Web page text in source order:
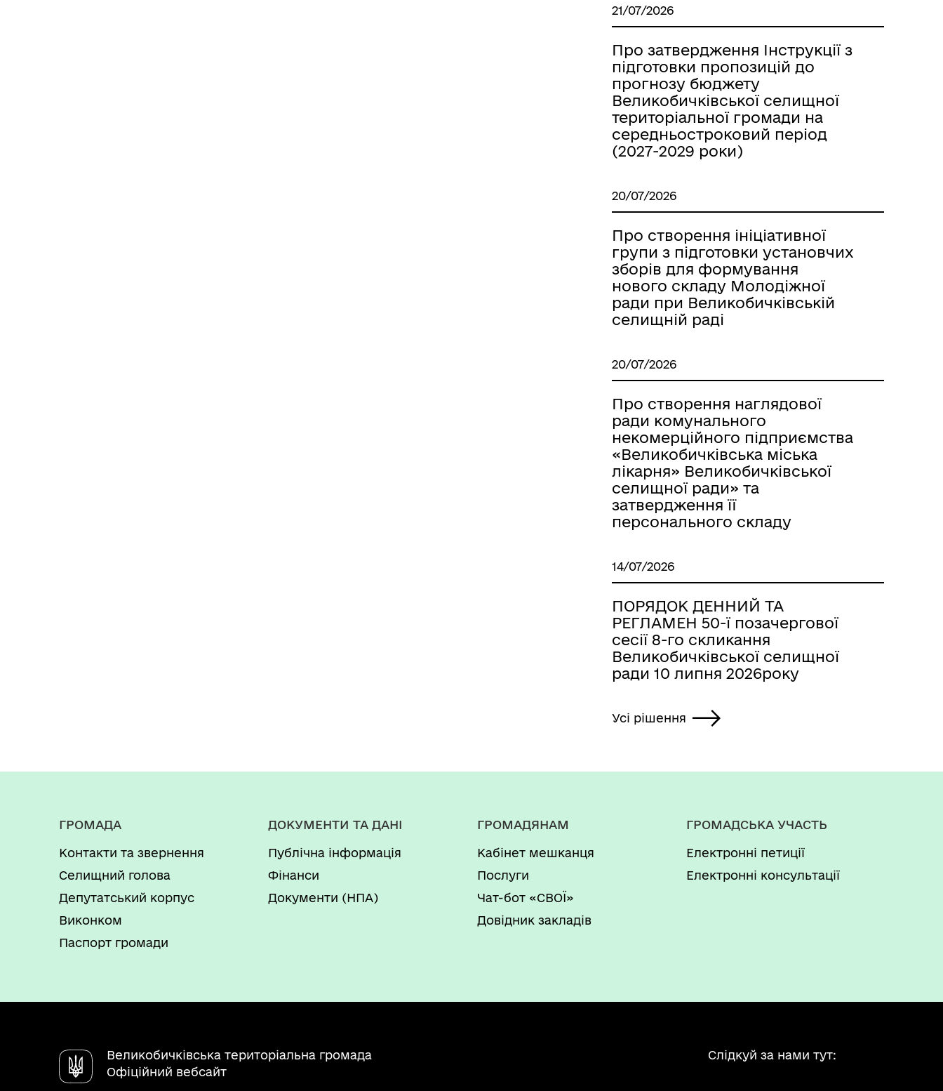
21/07/2026
Про затвердження Інструкції з
підготовки пропозицій до
прогнозу бюджету
Великобичківської селищної
територіальної громади на
середньостроковий період
(2027-2029 роки)
20/07/2026
Про створення ініціативної
групи з підготовки установчих
зборів для формування
нового складу Молодіжної
ради при Великобичківській
селищній раді
20/07/2026
Про створення наглядової
ради комунального
некомерційного підприємства
«Великобичківська міська
лікарня» Великобичківської
селищної ради» та
затвердження її
персонального складу
14/07/2026
ПОРЯДОК ДЕННИЙ ТА
РЕГЛАМЕН 50-ї позачергової
сесії 8-го скликання
Великобичківської селищної
ради 10 липня 2026року
Усі рішення
ГРОМАДА
Контакти та звернення
Селищний голова
Депутатський корпус
Виконком
Паспорт громади
ДОКУМЕНТИ ТА ДАНІ
Публічна інформація
Фінанси
Документи (НПА)
ГРОМАДЯНАМ
Кабінет мешканця
Послуги
Чат-бот «СВОЇ»
Довідник закладів
ГРОМАДСЬКА УЧАСТЬ
Електронні петиції
Електронні консультації
Великобичківська територіальна громада
Офіційний вебсайт
Слідкуй за нами тут: